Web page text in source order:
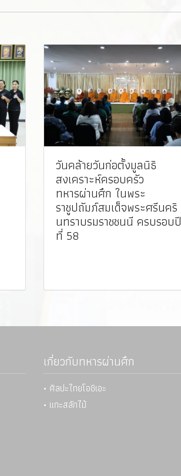
วันคล้ายวันก่อตั้งมูลนิธิ
สงเคราะห์ครอบครัว
ทหารผ่านศึก ในพระ
ราชูปถัมภ์สมเด็จพระศรีนคริ
นทราบรมราชชนนี ครบรอบปี
ที่ 58
เกี่ยวกับทหารผ่านศึก
• ศิลปะไทยโอชิเอะ
• แกะสลักไม้